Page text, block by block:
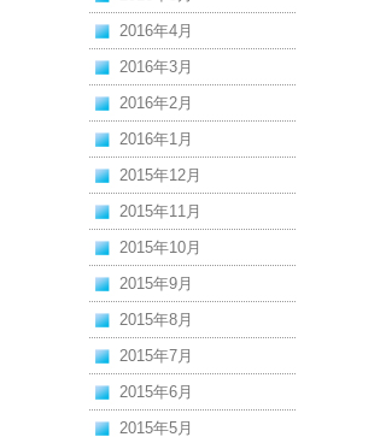
2016年4月
2016年3月
2016年2月
2016年1月
2015年12月
2015年11月
2015年10月
2015年9月
2015年8月
2015年7月
2015年6月
2015年5月